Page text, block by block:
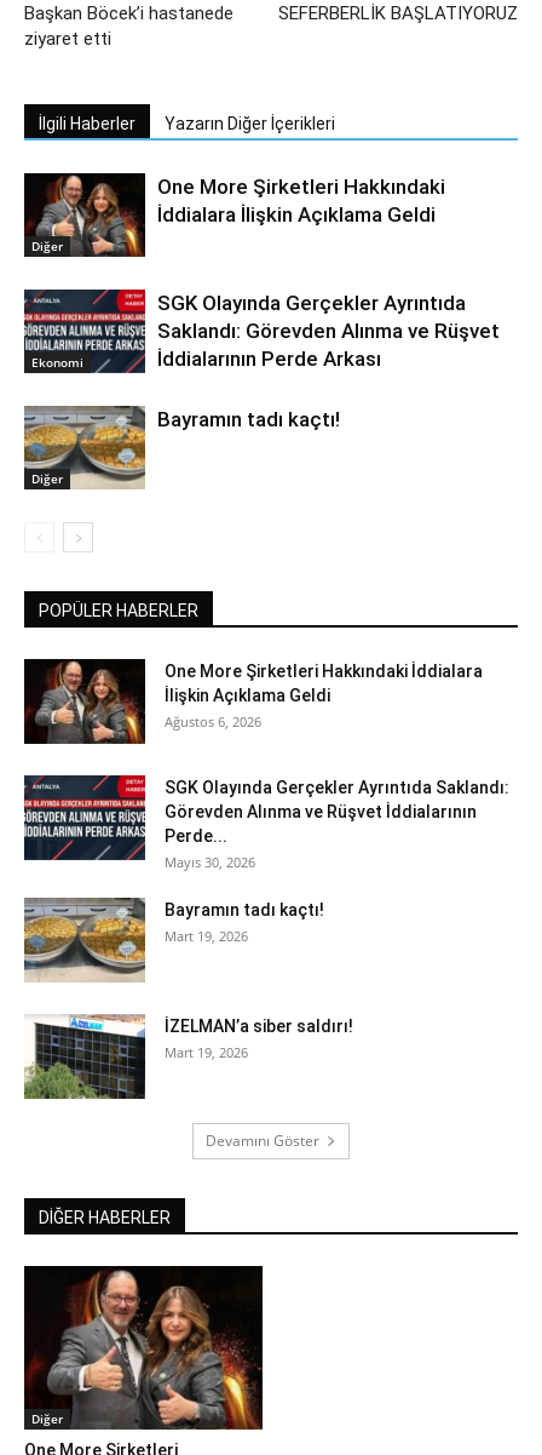
Başkan Böcek’i hastanede
ziyaret etti
SEFERBERLİK BAŞLATIYORUZ
İlgili Haberler Yazarın Diğer İçerikleri
Diğer
One More Şirketleri Hakkındaki
İddialara İlişkin Açıklama Geldi
Ekonomi
SGK Olayında Gerçekler Ayrıntıda
Saklandı: Görevden Alınma ve Rüşvet
İddialarının Perde Arkası
Diğer
Bayramın tadı kaçtı!
POPÜLER HABERLER
One More Şirketleri Hakkındaki İddialara
İlişkin Açıklama Geldi
Ağustos 6, 2026
SGK Olayında Gerçekler Ayrıntıda Saklandı:
Görevden Alınma ve Rüşvet İddialarının
Perde...
Mayıs 30, 2026
Bayramın tadı kaçtı!
Mart 19, 2026
İZELMAN’a siber saldırı!
Mart 19, 2026
Devamını Göster
DİĞER HABERLER
Diğer
One More Şirketleri